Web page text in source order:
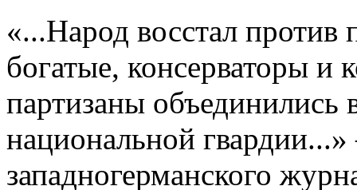
«...Народ восстал
богатые, консерваторы
партизаны объединились
национальной гвардии...»
западногерманского